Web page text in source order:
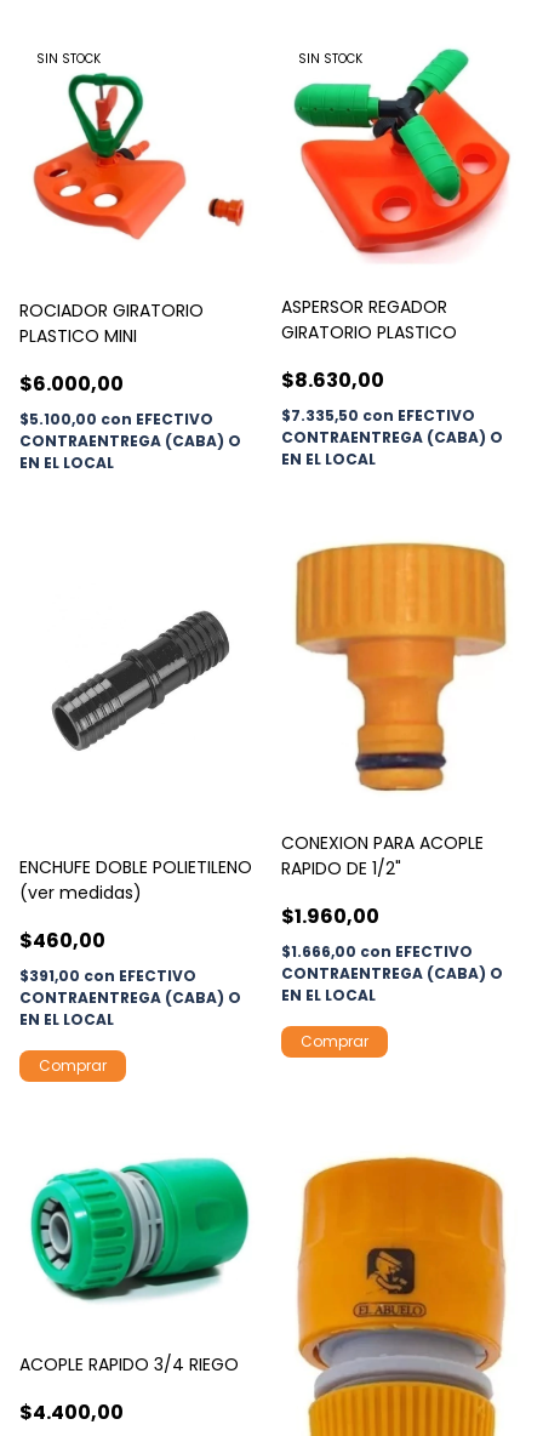
SIN STOCK
ROCIADOR GIRATORIO
PLASTICO MINI
$6.000,00
$5.100,00 con EFECTIVO
CONTRAENTREGA (CABA) O
EN EL LOCAL
SIN STOCK
ASPERSOR REGADOR
GIRATORIO PLASTICO
$8.630,00
$7.335,50 con EFECTIVO
CONTRAENTREGA (CABA) O
EN EL LOCAL
ENCHUFE DOBLE POLIETILENO
(ver medidas)
$460,00
$391,00 con EFECTIVO
CONTRAENTREGA (CABA) O
EN EL LOCAL
Comprar
CONEXION PARA ACOPLE
RAPIDO DE 1/2"
$1.960,00
$1.666,00 con EFECTIVO
CONTRAENTREGA (CABA) O
EN EL LOCAL
ACOPLE RAPIDO 3/4 RIEGO
$4.400,00